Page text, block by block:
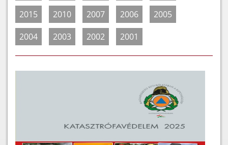
2015
2010 2007 2006
2005
2004
2003 2002 2001